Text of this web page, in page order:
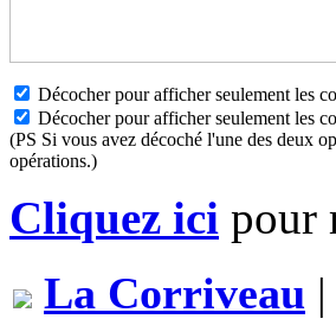
Décocher pour afficher seulement les
Décocher pour afficher seulement les
(PS Si vous avez décoché l'une des deux
opérations.)
Cliquez ici pour
La Corriveau